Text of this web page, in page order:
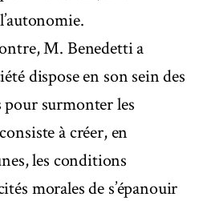
M. Benedetti a
dispose en son sein des
pour surmonter les
à créer, en
les conditions
morales de s’épanouir